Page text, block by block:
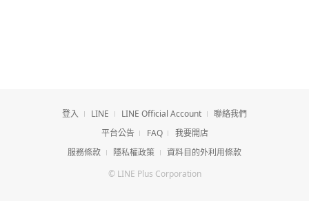
登入 LINE LINE Official Account
聯絡我們
平台公告
FAQ
我要開店
服務條款
隱私權政策
資料目的外利用條款
© LINE Plus Corporation